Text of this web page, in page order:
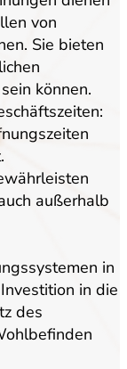
von
Sie bieten
können.
außerhalb
in
in die
des